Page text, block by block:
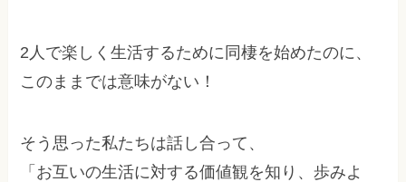
2人で楽しく生活するために同棲を始めたのに、
このままでは意味がない！
そう思った私たちは話し合って、
「お互いの生活に対する価値観を知り、歩みよ